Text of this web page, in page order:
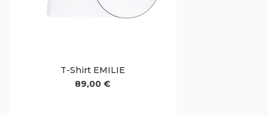
T-Shirt EMILIE
89,00 €